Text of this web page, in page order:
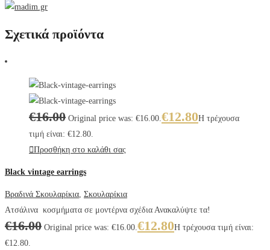
Σχετικά προϊόντα
€16.00 Original price was: €16.00. €12.80Η τρέχουσα
τιμή είναι: €12.80.
Προσθήκη στο καλάθι σας
Black vintage earrings
Βραδινά Σκουλαρίκια Σκουλαρίκια
Ατσάλινα κοσμήματα σε μοντέρνα σχέδια Ανακαλύψτε τα!
€16.00 Original price was: €16.00. €12.80Η τρέχουσα τιμή είναι:
€12.80.